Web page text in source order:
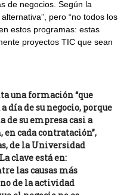
de negocios. Según la
pero “no todos los
estos programas: estas
proyectos TIC que sean
una formación “que
día de su negocio, porque
de su empresa casi a
cada contratación”,
de la Universidad
clave está en:
las causas más
de la actividad